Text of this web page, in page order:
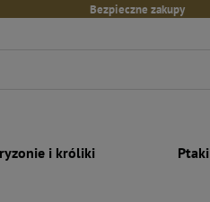
Bezpieczne zakupy
i króliki Ptaki